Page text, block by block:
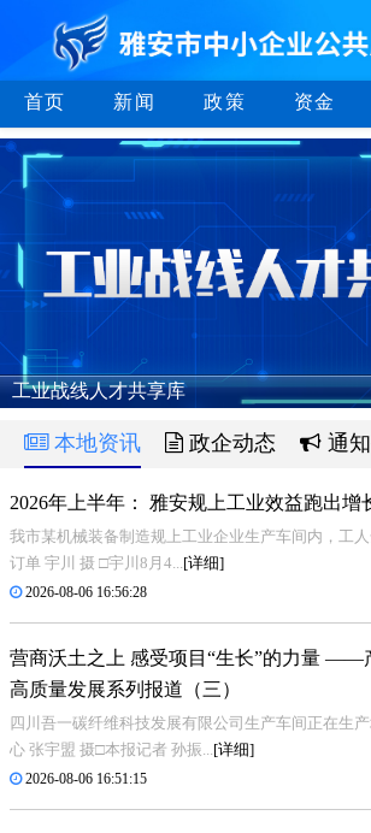
首页 新闻 政策 资金
工业战线人才共享库
本地资讯 政企动态 通
2026年上半年： 雅安规上工业效益跑出增
我市某机械装备制造规上工业企业生产车间内，工
订单 宇川 摄 □宇川8月4... [详细]
2026-08-06 16:56:28
营商沃土之上 感受项目“生长”的力量 ——
高质量发展系列报道（三）
四川吾一碳纤维科技发展有限公司生产车间正在生
心 张宇盟 摄□本报记者 孙振... [详细]
2026-08-06 16:51:15